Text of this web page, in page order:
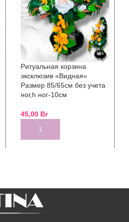
Ритуальная корзина
эксклюзив «Видная»
Размер 85/65см без учета
ног,h ног-10см
45,00 Br
ADD TO CART